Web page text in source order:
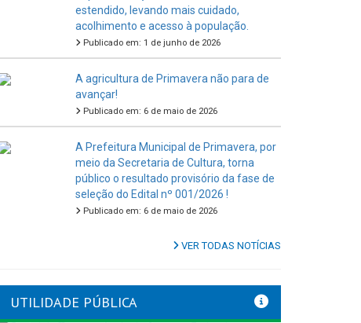
estendido, levando mais cuidado,
acolhimento e acesso à população.
Publicado em: 1 de junho de 2026
A agricultura de Primavera não para de
avançar!
Publicado em: 6 de maio de 2026
A Prefeitura Municipal de Primavera, por
meio da Secretaria de Cultura, torna
público o resultado provisório da fase de
seleção do Edital nº 001/2026 !
Publicado em: 6 de maio de 2026
VER TODAS NOTÍCIAS
UTILIDADE PÚBLICA